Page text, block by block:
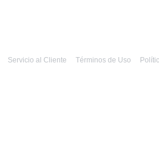
Servicio al Cliente Términos de Uso